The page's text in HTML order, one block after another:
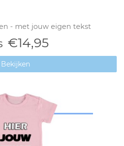
- met jouw eigen tekst
€14,95
Bekijken